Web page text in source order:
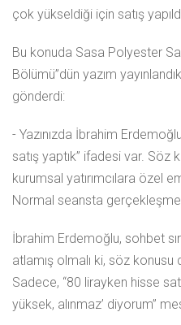
çok yükseldiği için satış
Bu konuda Sasa Polyester
Bölümü”dün yazım
gönderdi:
- Yazınızda İbrahim
satış yaptık” ifadesi var. Söz
kurumsal yatırımcılara özel
Normal seansta
İbrahim Erdemoğlu, sohbet
atlamış olmalı ki, söz konusu
Sadece, “80 lirayken hisse
yüksek, alınmaz’ diyorum”